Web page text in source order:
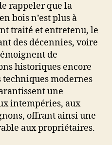
rappeler que la
bois n’est plus à
traité et entretenu, le
des décennies, voire
de
historiques encore
techniques modernes
une
intempéries, aux
offrant ainsi une
aux propriétaires.